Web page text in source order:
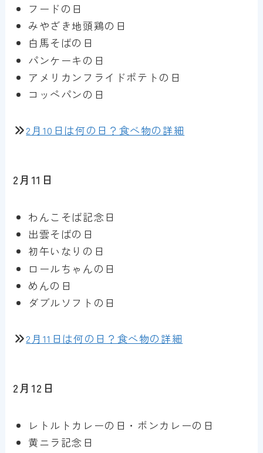
フードの日
みやざき地頭鶏の日
白馬そばの日
パンケーキの日
アメリカンフライドポテトの日
コッペパンの日
2月10日は何の日？食べ物の詳細
2月11日
わんこそば記念日
出雲そばの日
初午いなりの日
ロールちゃんの日
めんの日
ダブルソフトの日
2月11日は何の日？食べ物の詳細
2月12日
レトルトカレーの日・ボンカレーの日
黄ニラ記念日